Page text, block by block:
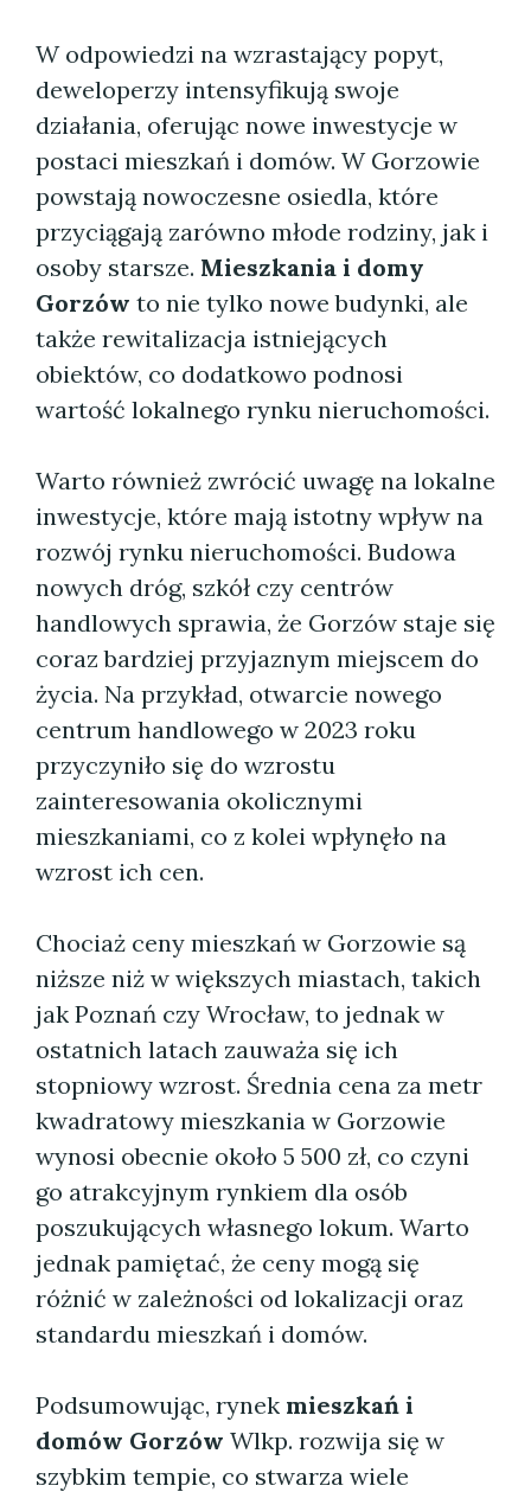
W odpowiedzi na wzrastający popyt,
deweloperzy intensyfikują swoje
działania, oferując nowe inwestycje w
postaci mieszkań i domów. W Gorzowie
powstają nowoczesne osiedla, które
przyciągają zarówno młode rodziny, jak i
osoby starsze. Mieszkania i domy
Gorzów to nie tylko nowe budynki, ale
także rewitalizacja istniejących
obiektów, co dodatkowo podnosi
wartość lokalnego rynku nieruchomości.
Warto również zwrócić uwagę na lokalne
inwestycje, które mają istotny wpływ na
rozwój rynku nieruchomości. Budowa
nowych dróg, szkół czy centrów
handlowych sprawia, że Gorzów staje się
coraz bardziej przyjaznym miejscem do
życia. Na przykład, otwarcie nowego
centrum handlowego w 2023 roku
przyczyniło się do wzrostu
zainteresowania okolicznymi
mieszkaniami, co z kolei wpłynęło na
wzrost ich cen.
Chociaż ceny mieszkań w Gorzowie są
niższe niż w większych miastach, takich
jak Poznań czy Wrocław, to jednak w
ostatnich latach zauważa się ich
stopniowy wzrost. Średnia cena za metr
kwadratowy mieszkania w Gorzowie
wynosi obecnie około 5 500 zł, co czyni
go atrakcyjnym rynkiem dla osób
poszukujących własnego lokum. Warto
jednak pamiętać, że ceny mogą się
różnić w zależności od lokalizacji oraz
standardu mieszkań i domów.
Podsumowując, rynek mieszkań i
domów Gorzów Wlkp. rozwija się w
szybkim tempie, co stwarza wiele